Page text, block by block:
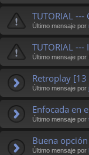
TUTORIAL
Último mensaje por
TUTORIAL
Último mensaje por
Retroplay [13
Último mensaje por
Enfocada en
Último mensaje por
Buena
Último mensaje por